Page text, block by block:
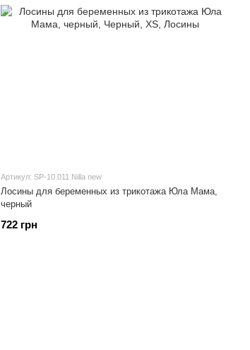
Артикул: SP-10.011 Nilla new
Лосины для беременных из трикотажа Юла Мама,
черный
722 грн